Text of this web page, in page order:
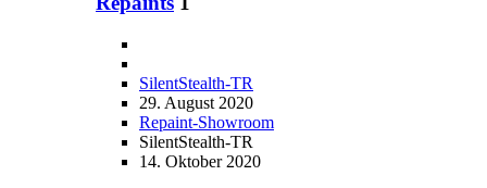
SilentStealth-TR
29. August 2020
Repaint-Showroom
SilentStealth-TR
14. Oktober 2020